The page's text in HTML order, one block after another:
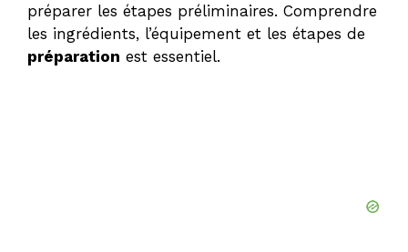
préparer les étapes préliminaires. Comprendre
les ingrédients, l’équipement et les étapes de
préparation est essentiel.